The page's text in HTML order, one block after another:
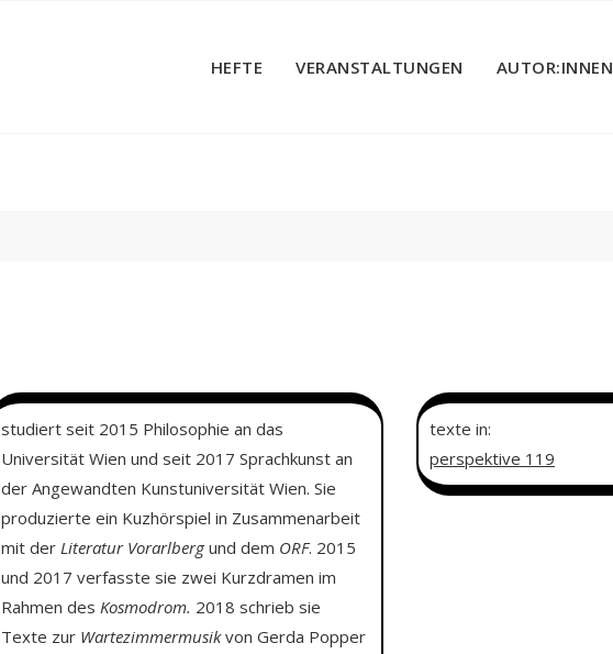
HEFTE VERANSTALTUNGEN AUTOR:INNEN
studiert seit 2015 Philosophie an das
Universität Wien und seit 2017 Sprachkunst an
der Angewandten Kunstuniversität Wien. Sie
produzierte ein Kuzhörspiel in Zusammenarbeit
mit der Literatur Vorarlbergund dem ORF. 2015
und 2017 verfasste sie zwei Kurzdramen im
Rahmen des Kosmodrom. 2018 schrieb sie
Texte zur Wartezimmermusikvon Gerda Popper
texte in:
perspektive 119